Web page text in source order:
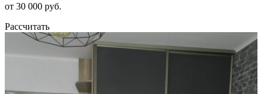
от 30 000 руб.
Рассчитать